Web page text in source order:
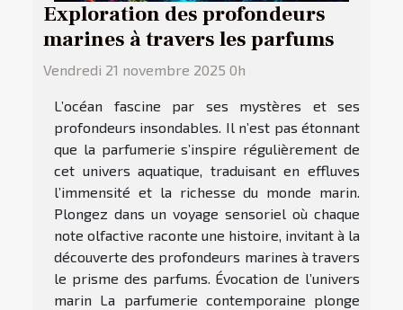
Exploration des profondeurs
marines à travers les parfums
Vendredi 21 novembre 2025 0h
L’océan fascine par ses mystères et ses
profondeurs insondables. Il n’est pas étonnant
que la parfumerie s’inspire régulièrement de
cet univers aquatique, traduisant en effluves
l’immensité et la richesse du monde marin.
Plongez dans un voyage sensoriel où chaque
note olfactive raconte une histoire, invitant à la
découverte des profondeurs marines à travers
le prisme des parfums. Évocation de l’univers
marin La parfumerie contemporaine plonge